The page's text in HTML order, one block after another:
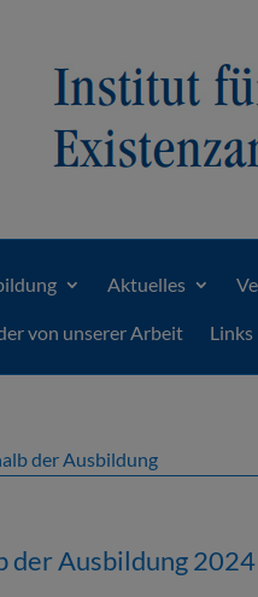
Aktuelles
von unserer Arbeit Links
der Ausbildung
der Ausbildung 2024